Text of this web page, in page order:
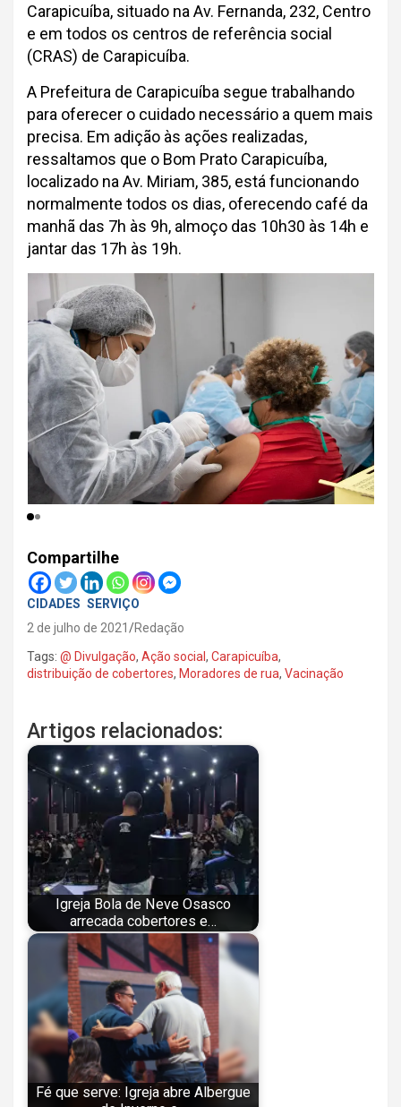
Carapicuíba, situado na Av. Fernanda, 232, Centro
e em todos os centros de referência social
(CRAS) de Carapicuíba.
A Prefeitura de Carapicuíba segue trabalhando
para oferecer o cuidado necessário a quem mais
precisa. Em adição às ações realizadas,
ressaltamos que o Bom Prato Carapicuíba,
localizado na Av. Miriam, 385, está funcionando
normalmente todos os dias, oferecendo café da
manhã das 7h às 9h, almoço das 10h30 às 14h e
jantar das 17h às 19h.
Compartilhe
CIDADES SERVIÇO
2 de julho de 2021
Redação
Tags: @ Divulgação, Ação social , Carapicuíba,
distribuição de cobertores, Moradores de rua, Vacinação
Artigos relacionados:
Igreja Bola de Neve Osasco
arrecada cobertores e…
Fé que serve: Igreja abre Albergue